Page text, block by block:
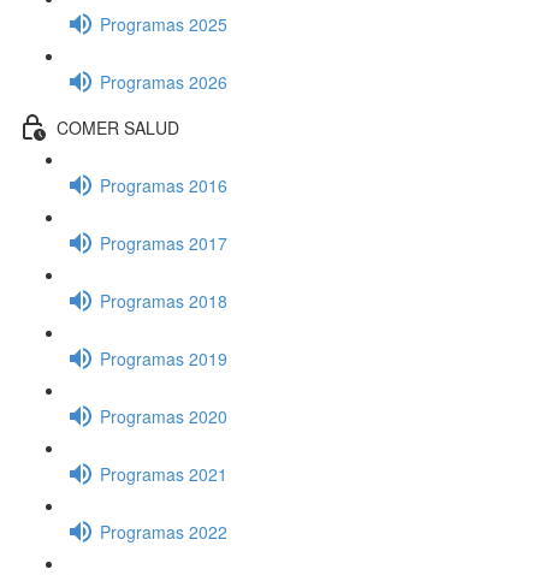
Programas 2025
Programas 2026
COMER SALUD
Programas 2016
Programas 2017
Programas 2018
Programas 2019
Programas 2020
Programas 2021
Programas 2022